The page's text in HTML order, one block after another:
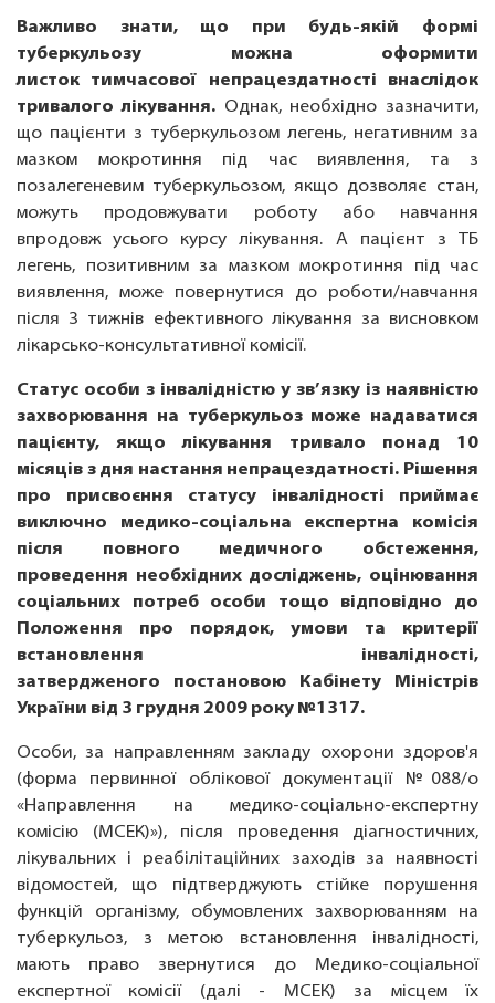
Важливо знати, що при будь-якій формі
туберкульозу можна оформити
листок тимчасової непрацездатності внаслідок
тривалого лікування.Однак, необхідно зазначити,
що пацієнти з туберкульозом легень, негативним за
мазком мокротиння під час виявлення, та з
позалегеневим туберкульозом, якщо дозволяє стан,
можуть продовжувати роботу або навчання
впродовж усього курсу лікування. А пацієнт з ТБ
легень, позитивним за мазком мокротиння під час
виявлення, може повернутися до роботи/навчання
після 3 тижнів ефективного лікування за висновком
лікарсько-консультативної комісії.
Статус особи з інвалідністю у зв’язку із наявністю
захворювання на туберкульоз може надаватися
пацієнту, якщо лікування тривало понад 10
місяців з дня настання непрацездатності. Рішення
про присвоєння статусу інвалідності приймає
виключно медико-соціальна експертна комісія
після повного медичного обстеження,
проведення необхідних досліджень, оцінювання
соціальних потреб особи тощо відповідно до
Положення про порядок, умови та критерії
встановлення інвалідності,
затвердженого постановою Кабінету Міністрів
України від 3 грудня 2009 року №1317.
Особи, за направленням закладу охорони здоров'я
(форма первинної облікової документації №088/о
«Направлення на медико-соціально-експертну
комісію (МСЕК)»), після проведення діагностичних,
лікувальних і реабілітаційних заходів за наявності
відомостей, що підтверджують стійке порушення
функцій організму, обумовлених захворюванням на
туберкульоз, з метою встановлення інвалідності,
мають право звернутися до Медико-соціальної
експертної комісії (далі - МСЕК) за місцем їх